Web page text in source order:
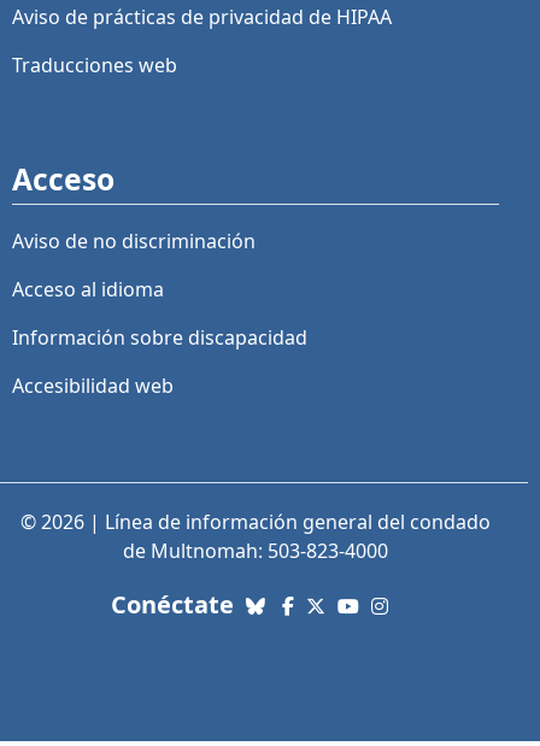
Aviso de prácticas de privacidad de HIPAA
Traducciones web
Acceso
Aviso de no discriminación
Acceso al idioma
Información sobre discapacidad
Accesibilidad web
© 2026 | Línea de información general del condado
de Multnomah: 503-823-4000
Conéctate con nosotros. Enlaces a
Bluesky
Facebook
X (Twitter)
YouTube
Instagram